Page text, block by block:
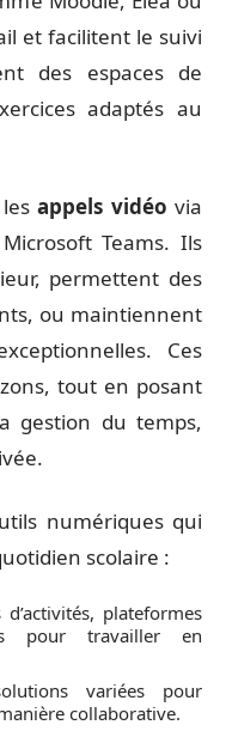
et facilitent le suivi
des espaces de
adaptés au
lesappels vidéo via
Teams. Ils
permettent des
ou maintiennent
Ces
tout en posant
gestion du temps,
numériques qui
scolaire :
d’activités, plateformes
pour travailler en
variées pour
collaborative.